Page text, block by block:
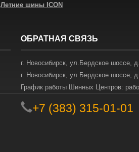
Летние шины ICON
ОБРАТНАЯ СВЯЗЬ
г. Новосибирск, ул.Бердское шоссе,
г. Новосибирск, ул.Бердское шоссе,
График работы Шинных Центров:
+7 (383) 315-01-01